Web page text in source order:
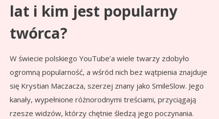
lat i kim jest popularny
twórca?
W świecie polskiego YouTube’a wiele twarzy zdobyło
ogromną popularność, a wśród nich bez wątpienia znajduje
się Krystian Maczacza, szerzej znany jako SmileSlow. Jego
kanały, wypełnione różnorodnymi treściami, przyciągają
rzesze widzów, którzy chętnie śledzą jego poczynania.